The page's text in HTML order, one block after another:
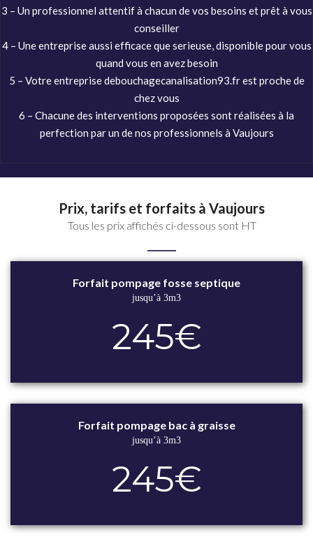
3 – Un professionnel attentif à chacun de vos besoins et prêt à vous
conseiller
4 – Une entreprise aussi efficace que serieuse, disponible pour vous
quand vous en avez besoin
5 – Votre entreprise debouchagecanalisation93.fr est proche de
chez vous
6 – Chacune des interventions proposées sont réalisées à la
perfection par un de nos professionnels à Vaujours
Prix, tarifs et forfaits à Vaujours
Tous les prix affichés ci-dessous sont HT
Forfait pompage fosse septique
jusqu’à 3m3
245€
Forfait pompage bac à graisse
jusqu’à 3m3
245€